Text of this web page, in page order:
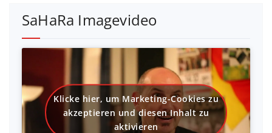
SaHaRa Imagevideo
Klicke hier, um Marketing-Cookies zu
akzeptieren und diesen Inhalt zu
aktivieren